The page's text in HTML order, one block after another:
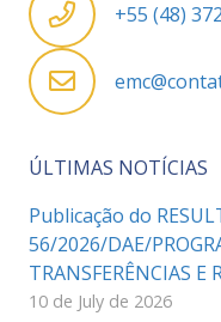
+55 (48)
ÚLTIMAS NOTÍCIAS
Publicação do
56/2026/DAE/
TRANSFERÊNCIAS E
10 de July de 2026